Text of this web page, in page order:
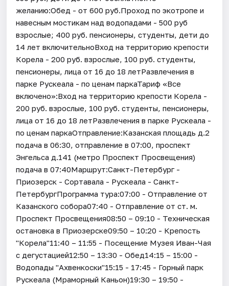
желанию:Обед - от 600 руб.Проход по экотропе и
навесным мостикам над водопадами - 500 руб
взрослые; 400 руб. пенсионеры, студенты, дети до
14 лет включительноВход на территорию крепости
Корела - 200 руб. взрослые, 100 руб. студенты,
пенсионеры, лица от 16 до 18 летРазвлечения в
парке Рускеала - по ценам паркаТариф «Все
включено»:Вход на территорию крепости Корела -
200 руб. взрослые, 100 руб. студенты, пенсионеры,
лица от 16 до 18 летРазвлечения в парке Рускеала -
по ценам паркаОтправление:Казанская площадь д.2
подача в 06:30, отправление в 07:00, проспект
Энгельса д.141 (метро Проспект Просвещения)
подача в 07:40Маршрут:Санкт-Петербург -
Приозерск - Сортавала - Рускеала - Санкт-
ПетербургПрограмма тура:07:00 - Отправление от
Казанского собора07:40 - Отправление от ст. м.
Проспект Просвещения08:50 – 09:10 - Техническая
остановка в Приозерске09:50 – 10:20 - Крепость
"Корела"11:40 – 11:55 - Посещение Музея Иван-Чая
с дегустацией12:50 – 13:30 - Обед14:15 – 15:00 -
Водопады "Ахвенкоски"15:15 - 17:45 - Горный парк
Рускеала (Мраморный Каньон)19:30 – 19:50 -